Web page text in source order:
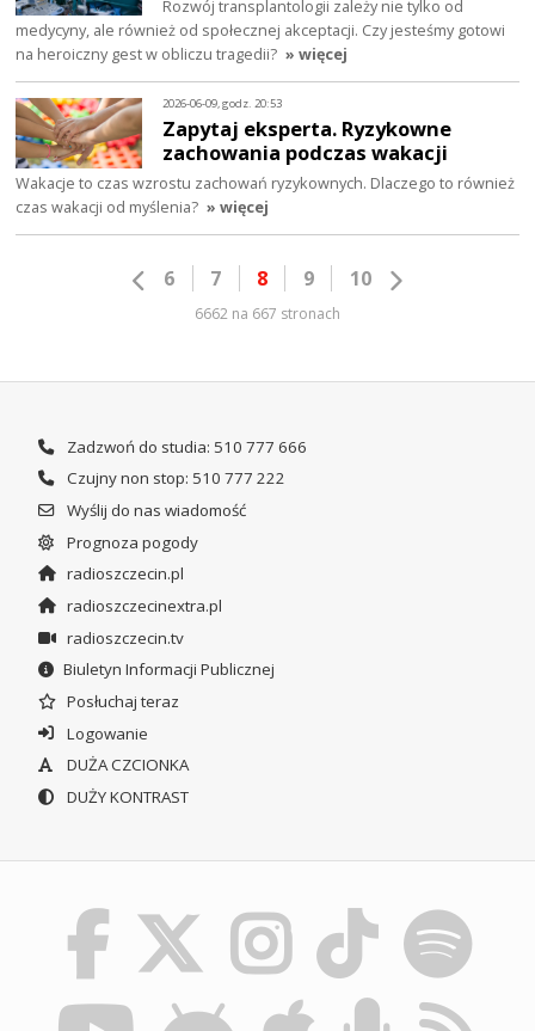
Rozwój transplantologii zależy nie tylko od
medycyny, ale również od społecznej akceptacji. Czy jesteśmy gotowi
na heroiczny gest w obliczu tragedii? » więcej
2026-06-09, godz. 20:53
Zapytaj eksperta. Ryzykowne
zachowania podczas wakacji
Wakacje to czas wzrostu zachowań ryzykownych. Dlaczego to również
czas wakacji od myślenia? » więcej
6 7 8 9 10
6662 na 667 stronach
Zadzwoń do studia: 510 777 666
Czujny non stop: 510 777 222
Wyślij do nas wiadomość
Prognoza pogody
radioszczecin.pl
radioszczecinextra.pl
radioszczecin.tv
Biuletyn Informacji Publicznej
Posłuchaj teraz
Logowanie
DUŻA CZCIONKA
DUŻY KONTRAST